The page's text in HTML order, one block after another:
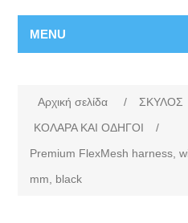
MENU
Αρχική σελίδα / ΣΚΥΛΟΣ
ΚΟΛΑΡΑ ΚΑΙ ΟΔΗΓΟΙ
/
Premium FlexMesh harness,
mm, black